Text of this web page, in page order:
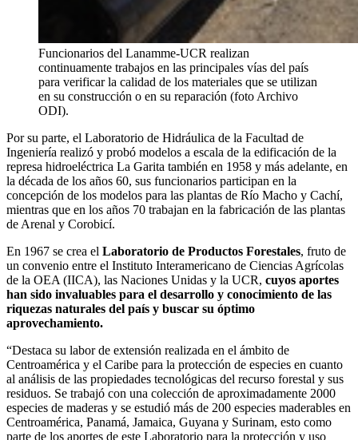
Funcionarios del Lanamme-UCR realizan
continuamente trabajos en las principales vías del país
para verificar la calidad de los materiales que se utilizan
en su construcción o en su reparación (foto Archivo
ODI).
Por su parte, el Laboratorio de Hidráulica de la Facultad de
Ingeniería realizó y probó modelos a escala de la edificación de la
represa hidroeléctrica La Garita también en 1958 y más adelante, en
la década de los años 60, sus funcionarios participan en la
concepción de los modelos para las plantas de Río Macho y Cachí,
mientras que en los años 70 trabajan en la fabricación de las plantas
de Arenal y Corobicí.
En 1967 se crea el Laboratorio de Productos Forestales, fruto de
un convenio entre el Instituto Interamericano de Ciencias Agrícolas
de la OEA (IICA), las Naciones Unidas y la UCR, cuyos aportes
han sido invaluables para el desarrollo y conocimiento de las
riquezas naturales del país y buscar su óptimo
aprovechamiento.
“Destaca su labor de extensión realizada en el ámbito de
Centroamérica y el Caribe para la protección de especies en cuanto
al análisis de las propiedades tecnológicas del recurso forestal y sus
residuos. Se trabajó con una colección de aproximadamente 2000
especies de maderas y se estudió más de 200 especies maderables en
Centroamérica, Panamá, Jamaica, Guyana y Surinam, esto como
parte de los aportes de este Laboratorio para la protección y uso